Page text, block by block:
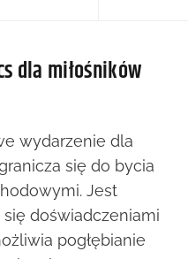
dla miłośników
wydarzenie dla
się do bycia
Jest
doświadczeniami
pogłębianie